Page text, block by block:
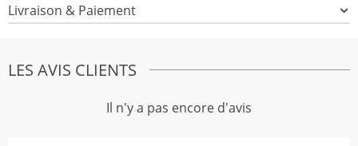
Livraison & Paiement
LES AVIS CLIENTS
Il n'y a pas encore d'avis